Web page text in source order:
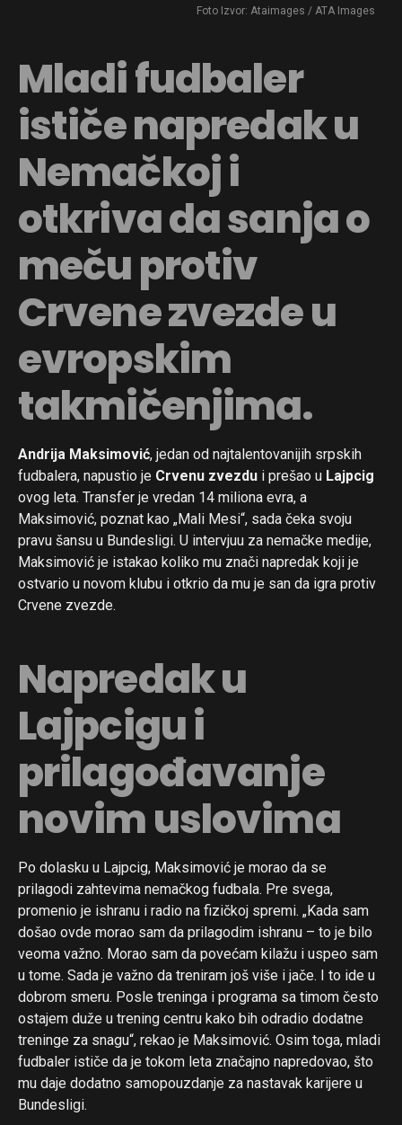
Foto Izvor: Ataimages / ATA Images
Mladi fudbaler
ističe napredak u
Nemačkoj i
otkriva da sanja o
meču protiv
Crvene zvezde u
evropskim
takmičenjima.
Andrija Maksimović, jedan od najtalentovanijih srpskih
fudbalera, napustio je Crvenu zvezdu i prešao u Lajpcig
ovog leta. Transfer je vredan 14 miliona evra, a
Maksimović, poznat kao „Mali Mesi“, sada čeka svoju
pravu šansu u Bundesligi. U intervjuu za nemačke medije,
Maksimović je istakao koliko mu znači napredak koji je
ostvario u novom klubu i otkrio da mu je san da igra protiv
Crvene zvezde.
Napredak u
Lajpcigu i
prilagođavanje
novim uslovima
Po dolasku u Lajpcig, Maksimović je morao da se
prilagodi zahtevima nemačkog fudbala. Pre svega,
promenio je ishranu i radio na fizičkoj spremi. „Kada sam
došao ovde morao sam da prilagodim ishranu – to je bilo
veoma važno. Morao sam da povećam kilažu i uspeo sam
u tome. Sada je važno da treniram još više i jače. I to ide u
dobrom smeru. Posle treninga i programa sa timom često
ostajem duže u trening centru kako bih odradio dodatne
treninge za snagu“, rekao je Maksimović. Osim toga, mladi
fudbaler ističe da je tokom leta značajno napredovao, što
mu daje dodatno samopouzdanje za nastavak karijere u
Bundesligi.